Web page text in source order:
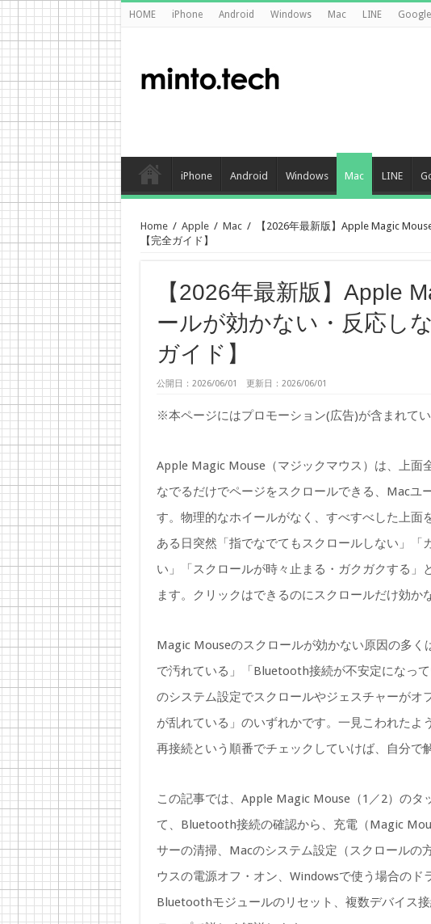
HOME iPhone Android Windows Mac LINE Google
iPhone Android Windows Mac LINE
Home / Apple / Mac /
【2026年最新版】Apple Magic
【完全ガイド】
【2026年最新版】Apple
ールが効かない・反応し
ガイド】
公開日：2026/06/01 更新日：2026/06/01
※本ページにはプロモーション(広告)が含まれて
Apple Magic Mouse（マジックマウス）は、上面
なでるだけでページをスクロールできる、Macユ
す。物理的なホイールがなく、すべすべした上面
ある日突然「指でなでてもスクロールしない」「
い」「スクロールが時々止まる・ガクガクする」
ます。クリックはできるのにスクロールだけ効か
Magic Mouseのスクロールが効かない原因の多
で汚れている」「Bluetooth接続が不安定になっ
のシステム設定でスクロールやジェスチャーが
が乱れている」のいずれかです。一見こわれたよ
再接続という順番でチェックしていけば、自分で
この記事では、Apple Magic Mouse（1／2）のタ
て、Bluetooth接続の確認から、充電（Magic
サーの清掃、Macのシステム設定（スクロールの
ウスの電源オフ・オン、Windowsで使う場合のド
Bluetoothモジュールのリセット、複数デバイス